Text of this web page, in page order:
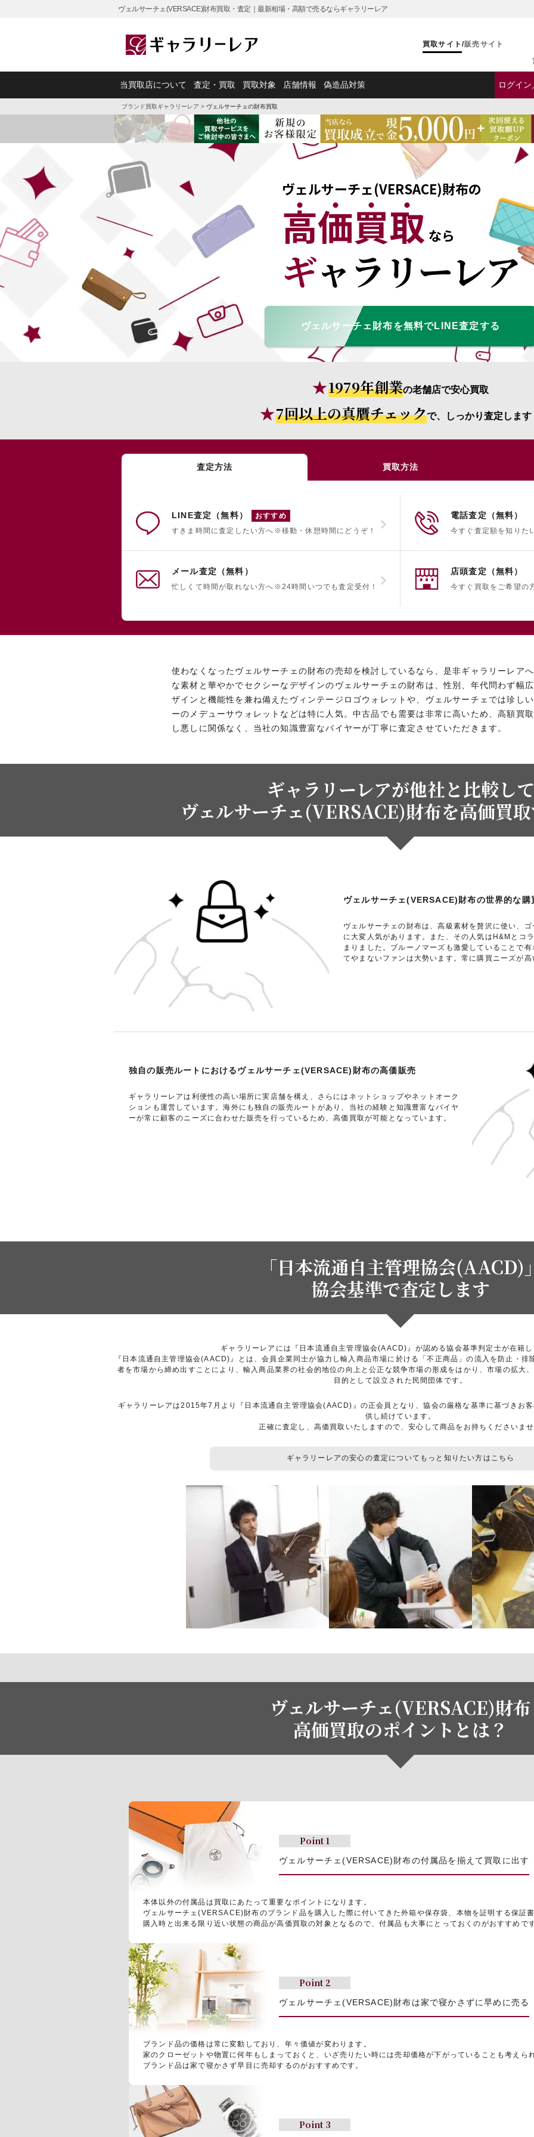
ヴェルサーチェ(VERSACE)財布買取・査定｜最新相場・高額で売るならギャラリーレア
買取サイト /販売サイト
当買取店について 査定・買取 買取対象 店舗情報 偽造品対策 ログイ
ブランド買取ギャラリーレア > ヴェルサーチェの財布買取
ヴェルサーチェ(VERSACE)財布の
高価買取 なら
ギャラリーレア
ヴェルサーチェ財布を無料でLINE査定する
1979年創業の老舗店で安心買取
7回以上の真贋チェックで、しっかり査定します
査定方法 買取方法
LINE査定（無料）
おすすめ
すきま時間に査定したい方へ ※移動・休憩時間にどうぞ！
電話査定（無料）
今すぐ査定額を知りた
メール査定（無料）
忙しくて時間が取れない方へ ※24時間いつでも査定受付！
店頭査定（無料）
今すぐ買取をご希望の
使わなくなったヴェルサーチェの財布の売却を検討しているなら、是非ギャラリーレア
な素材と華やかでセクシーなデザインのヴェルサーチェの財布は、性別、年代問わず幅
ザインと機能性を兼ね備えたヴィンテージロゴウォレットや、ヴェルサーチェでは珍し
ーのメデューサウォレットなどは特に人気。中古品でも需要は非常に高いため、高額買
し悪しに関係なく、当社の知識豊富なバイヤーが丁寧に査定させていただきます。
ギャラリーレアが他社と比較して
ヴェルサーチェ(VERSACE)財布を高価買
ヴェルサーチェ(VERSACE)財布の世界的な購
ヴェルサーチェの財布は、高級素材を贅沢に使い、
に大変人気があります。また、その人気はH&Mとコ
まりました。ブルーノマーズも激愛していることで
てやまないファンは大勢います。常に購買ニーズが
独自の販売ルートにおけるヴェルサーチェ(VERSACE)財布の高価販売
ギャラリーレアは利便性の高い場所に実店舗を構え、さらにはネットショップやネットオーク
ションも運営しています。海外にも独自の販売ルートがあり、当社の経験と知識豊富なバイヤ
ーが常に顧客のニーズに合わせた販売を行っているため、高価買取が可能となっています。
「日本流通自主管理協会(AACD)
協会基準で査定します
ギャラリーレアには『日本流通自主管理協会(AACD)』が認める協会基準判定士が在籍
『日本流通自主管理協会(AACD)』とは、会員企業同士が協力し輸入商品市場に於ける「不正商品」の流入を防止・
者を市場から締め出すことにより、輸入商品業界の社会的地位の向上と公正な競争市場の形成をはかり、市場の拡大
目的として設立された民間団体です。
ギャラリーレアは2015年7月より『日本流通自主管理協会(AACD)』の正会員となり、協会の厳格な基準に基づきお
供し続けています。
正確に査定し、高価買取いたしますので、安心して商品をお持ちくださいま
ギャラリーレアの安心の査定についてもっと知りたい方はこちら
ヴェルサーチェ(VERSACE)財布
高価買取のポイントとは？
Point 1
ヴェルサーチェ(VERSACE)財布の付属品を揃えて買取に出す
本体以外の付属品は買取にあたって重要なポイントになります。
ヴェルサーチェ(VERSACE)財布のブランド品を購入した際に付いてきた外箱や保存袋、本物を証明する保証
購入時と出来る限り近い状態の商品が高価買取の対象となるので、付属品も大事にとっておくのがおすすめで
Point 2
ヴェルサーチェ(VERSACE)財布は家で寝かさずに早めに売る
ブランド品の価格は常に変動しており、年々価値が変わります。
家のクローゼットや物置に何年もしまっておくと、いざ売りたい時には売却価格が下がっていることも考えら
ブランド品は家で寝かさず早目に売却するのがおすすめです。
Point 3